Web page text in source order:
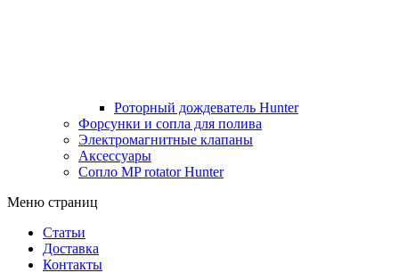
Роторный дождеватель Hunter
Форсунки и сопла для полива
Электромагнитные клапаны
Аксессуары
Сопло MP rotator Hunter
Меню страниц
Статьи
Доставка
Контакты